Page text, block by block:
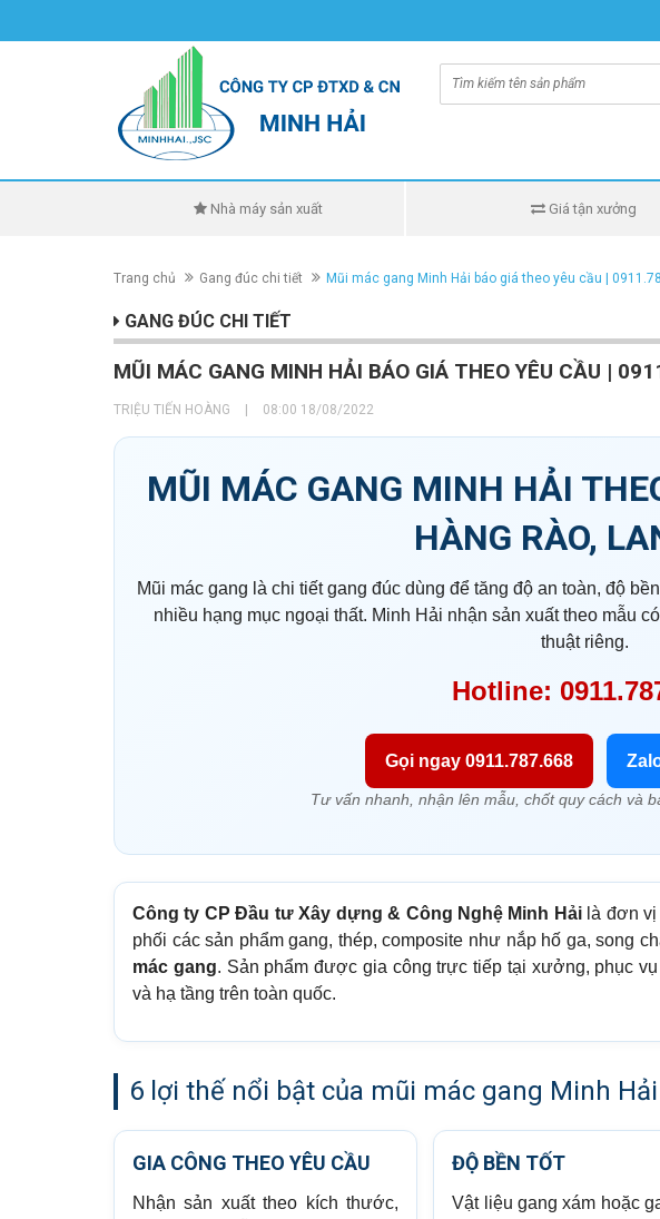
Nhà máy sản xuất Giá tận xưởng
Trang chủ Gang đúc chi tiết Mũi mác gang Minh Hải báo giá theo yêu cầu |
GANG ĐÚC CHI TIẾT
MŨI MÁC GANG MINH HẢI BÁO GIÁ THEO YÊU CẦU |
TRIỆU TIẾN HOÀNG 08:00 18/08/2022
MŨI MÁC GANG MINH HẢI
HÀNG RÀO,
Mũi mác gang là chi tiết gang đúc dùng để tăng độ an toàn, độ
nhiều hạng mục ngoại thất. Minh Hải nhận sản xuất theo mẫu
thuật riêng.
Hotline:
Gọi ngay 0911.787.668
Tư vấn nhanh, nhận lên mẫu, chốt quy cách và
Công ty CP Đầu tư Xây dựng & Công Nghệ Minh Hảilà đơn vị
phối các sản phẩm gang, thép, composite như nắp hố ga, song
mác gang. Sản phẩm được gia công trực tiếp tại xưởng, phục
và hạ tầng trên toàn quốc.
6 lợi thế nổi bật của mũi mác gang Minh Hải
GIA CÔNG THEO YÊU CẦU
Nhận sản xuất theo kích thước,
ĐỘ BỀN TỐT
Vật liệu gang xám hoặc